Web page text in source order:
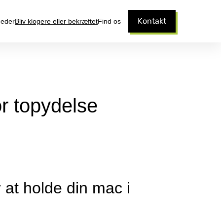
Bliv klogere eller bekræftetFind os Kontakt
topydelse
holde din mac i